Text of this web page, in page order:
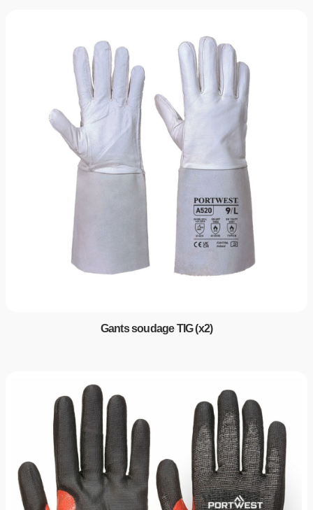
Gants soudage TIG (x2)